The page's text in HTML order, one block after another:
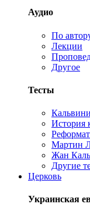
Аудио
По
Лекции
Другое
Тесты
История
Мартин
Жан
Другие
Церковь
Украинская